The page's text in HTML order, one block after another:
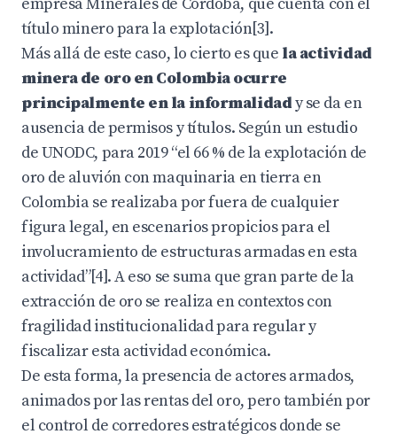
título minero para la explotación[3].
Más allá de este caso, lo cierto es que la actividad
minera de oro en Colombia ocurre
principalmente en la informalidady se da en
ausencia de permisos y títulos. Según un estudio
de UNODC, para 2019 “el 66 % de la explotación de
oro de aluvión con maquinaria en tierra en
Colombia se realizaba por fuera de cualquier
figura legal, en escenarios propicios para el
involucramiento de estructuras armadas en esta
actividad”[4]. A eso se suma que gran parte de la
extracción de oro se realiza en contextos con
fragilidad institucionalidad para regular y
fiscalizar esta actividad económica.
De esta forma, la presencia de actores armados,
animados por las rentas del oro, pero también por
el control de corredores estratégicos donde se